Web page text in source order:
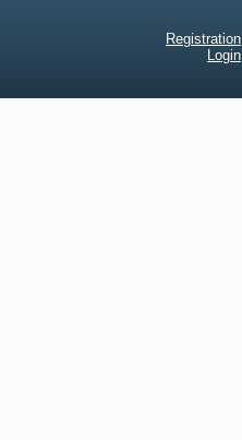
Registration
Login